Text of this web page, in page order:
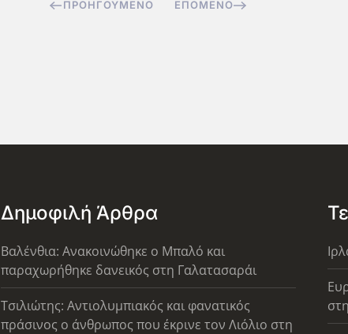
ΠΡΟΗΓΟΎΜΕΝΟ ΕΠΌΜΕΝΟ
Δημοφιλή Άρθρα
Βαλένθια: Ανακοινώθηκε ο Μπαλό και
παραχωρήθηκε δανεικός στη Γαλατασαράι
Τσιλιώτης: Αντιολυμπιακός και φανατικός
πράσινος ο άνθρωπος που έκρινε τον Λιόλιο στη